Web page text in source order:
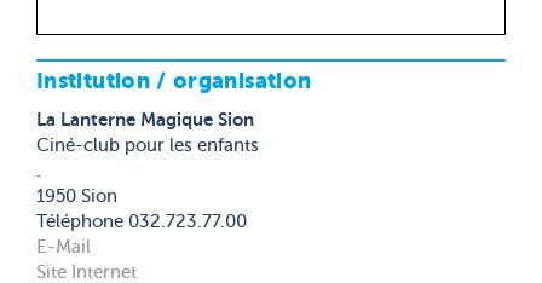
Institution / organisation
La Lanterne Magique Sion
Ciné-club pour les enfants
1950 Sion
Téléphone 032.723.77.00
E-Mail
Site Internet